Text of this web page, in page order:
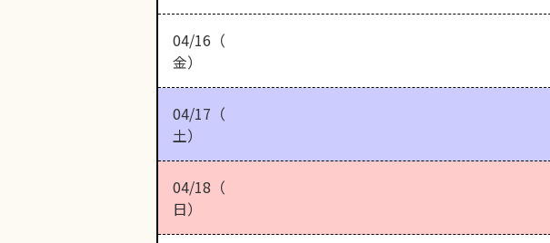
04/16（
金）
04/17（
土）
04/18（
日）